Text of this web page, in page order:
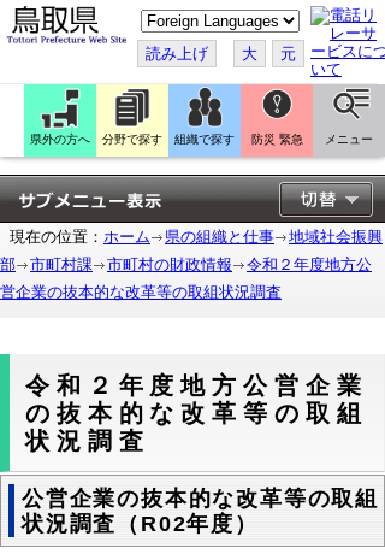
こ
の
ペ
ー
ジ
翻
訳
す
る
読み上げ 大 元
県外の方へ 分野で探す 組織で探す 防災 緊急 メニュー
現在の位置： ホーム 県の組織と仕事
地域社会振興
部
市町村課 市町村の財政情報
令和２年度地方公
営企業の抜本的な改革等の取組状況調査
令和２年度地方公営企業
の抜本的な改革等の取組
状況調査
公営企業の抜本的な改革等の取組
状況調査（R02年度）